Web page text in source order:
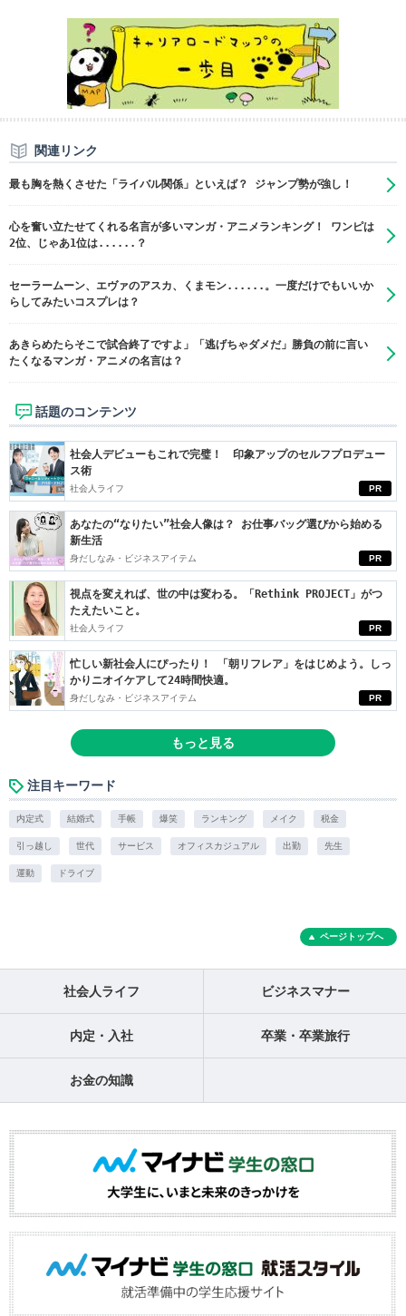
関連リンク
最も胸を熱くさせた「ライバル関係」といえば？ ジャンプ勢が強し！
心を奮い立たせてくれる名言が多いマンガ・アニメランキング！ ワンピは
2位、じゃあ1位は......？
セーラームーン、エヴァのアスカ、くまモン......。一度だけでもいいか
らしてみたいコスプレは？
あきらめたらそこで試合終了ですよ」「逃げちゃダメだ」勝負の前に言い
たくなるマンガ・アニメの名言は？
話題のコンテンツ
PR
社会人デビューもこれで完璧！ 印象アップのセルフプロデュー
ス術
社会人ライフ
PR
あなたの“なりたい”社会人像は？ お仕事バッグ選びから始める
新生活
身だしなみ・ビジネスアイテム
PR
視点を変えれば、世の中は変わる。「Rethink PROJECT」がつ
たえたいこと。
社会人ライフ
PR
忙しい新社会人にぴったり！ 「朝リフレア」をはじめよう。しっ
かりニオイケアして24時間快適。
身だしなみ・ビジネスアイテム
もっと見る
注目キーワード
内定式 結婚式 手帳 爆笑 ランキング メイク 税金
引っ越し 世代 サービス オフィスカジュアル 出勤 先生
運動 ドライブ
ページトップへ
社会人ライフ ビジネスマナー
内定・入社 卒業・卒業旅行
お金の知識